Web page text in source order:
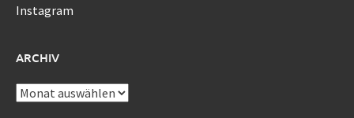
Instagram
ARCHIV
Archiv